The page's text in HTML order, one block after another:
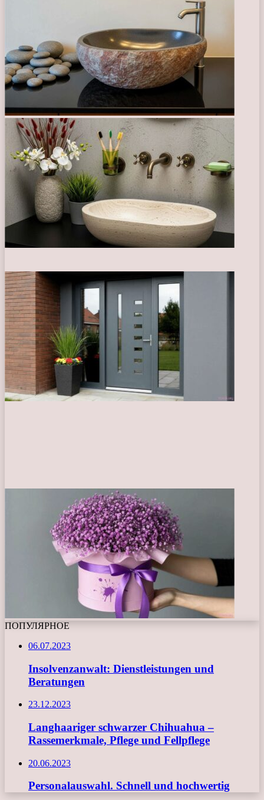
ПОПУЛЯРНОЕ
06.07.2023
Insolvenzanwalt: Dienstleistungen und
Beratungen
23.12.2023
Langhaariger schwarzer Chihuahua –
Rassemerkmale, Pflege und Fellpflege
20.06.2023
Personalauswahl. Schnell und hochwertig